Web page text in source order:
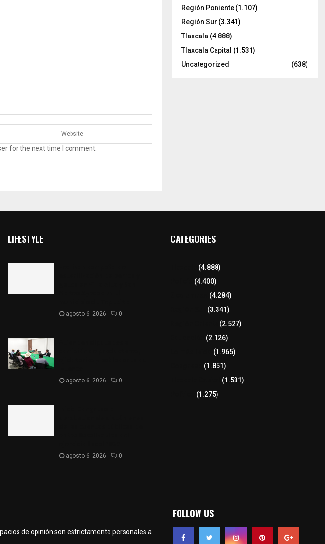
for the next time I comment.
Región Poniente (1.107)
Región Sur (3.341)
Tlaxcala (4.888)
Tlaxcala Capital (1.531)
Uncategorized
(638)
LIFESTYLE
agosto 6, 2026 0
agosto 6, 2026 0
agosto 6, 2026 0
CATEGORIES
(4.888)
(4.400)
(4.284)
(3.341)
(2.527)
(2.126)
(1.965)
(1.851)
(1.531)
(1.275)
de opinión son estrictamente personales a
FOLLOW US